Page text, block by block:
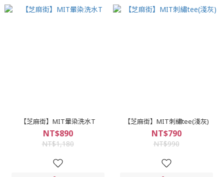
【芝麻街】MIT暈染洗水T
NT$890
NT$1,180
【芝麻街】MIT刺繡tee(淺灰)
NT$790
NT$990